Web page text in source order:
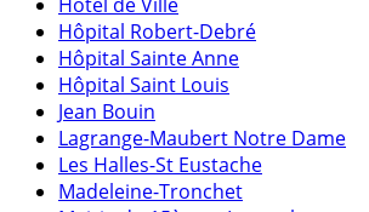
Hôpital Robert-Debré
Hôpital Sainte Anne
Hôpital Saint Louis
Jean Bouin
Lagrange-Maubert Notre Dame
Les Halles-St Eustache
Madeleine-Tronchet